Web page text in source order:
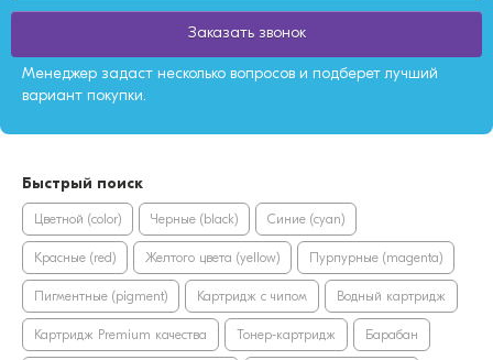
Заказать звонок
Менеджер задаст несколько вопросов и подберет лучший
вариант покупки.
Быстрый поиск
Цветной (color) Черные (black) Синие (cyan)
Красные (red) Желтого цвета (yellow) Пурпурные (magenta)
Пигментные (pigment) Картридж с чипом Водный картридж
Картридж Premium качества Тонер-картридж Барабан